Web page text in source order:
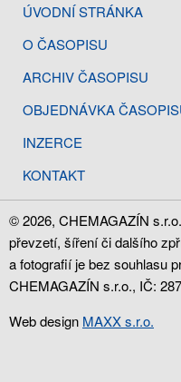
ÚVODNÍ STRÁNKA
O ČASOPISU
ARCHIV ČASOPISU
OBJEDNÁVKA
INZERCE
KONTAKT
© 2026, CHEMAGAZÍN
převzetí, šíření či dalšího
a fotografií je bez souhlasu
CHEMAGAZÍN s.r.o., IČ:
Web design MAXX s.r.o.